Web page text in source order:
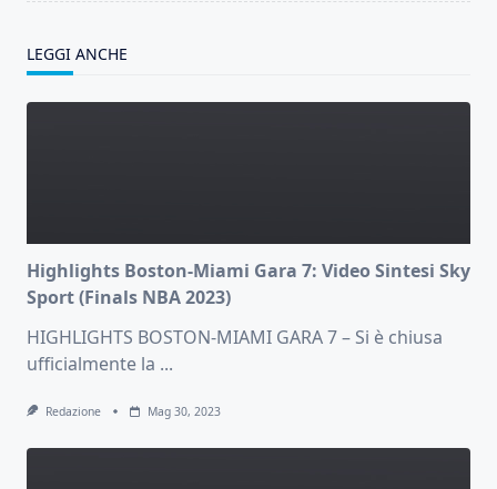
LEGGI ANCHE
Highlights Boston-Miami Gara 7: Video Sintesi Sky
Sport (Finals NBA 2023)
HIGHLIGHTS BOSTON-MIAMI GARA 7 – Si è chiusa
ufficialmente la ...
Redazione Mag 30, 2023